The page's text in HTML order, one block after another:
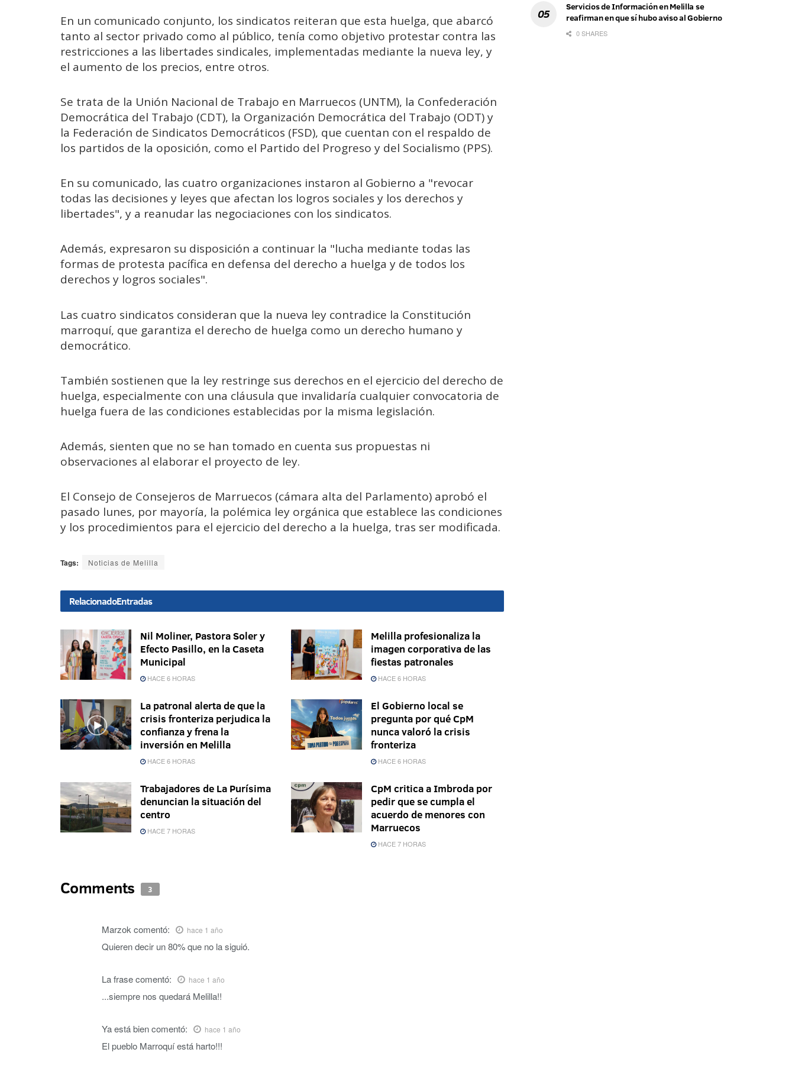
En un comunicado conjunto, los sindicatos reiteran que esta huelga, que abarcó
tanto al sector privado como al público, tenía como objetivo protestar contra las
restricciones a las libertades sindicales, implementadas mediante la nueva ley, y
el aumento de los precios, entre otros.
Se trata de la Unión Nacional de Trabajo en Marruecos (UNTM), la Confederación
Democrática del Trabajo (CDT), la Organización Democrática del Trabajo (ODT) y
la Federación de Sindicatos Democráticos (FSD), que cuentan con el respaldo de
los partidos de la oposición, como el Partido del Progreso y del Socialismo (PPS).
En su comunicado, las cuatro organizaciones instaron al Gobierno a "revocar
todas las decisiones y leyes que afectan los logros sociales y los derechos y
libertades", y a reanudar las negociaciones con los sindicatos.
Además, expresaron su disposición a continuar la "lucha mediante todas las
formas de protesta pacífica en defensa del derecho a huelga y de todos los
derechos y logros sociales".
Las cuatro sindicatos consideran que la nueva ley contradice la Constitución
marroquí, que garantiza el derecho de huelga como un derecho humano y
democrático.
También sostienen que la ley restringe sus derechos en el ejercicio del derecho de
huelga, especialmente con una cláusula que invalidaría cualquier convocatoria de
huelga fuera de las condiciones establecidas por la misma legislación.
Además, sienten que no se han tomado en cuenta sus propuestas ni
observaciones al elaborar el proyecto de ley.
El Consejo de Consejeros de Marruecos (cámara alta del Parlamento) aprobó el
pasado lunes, por mayoría, la polémica ley orgánica que establece las condiciones
y los procedimientos para el ejercicio del derecho a la huelga, tras ser modificada.
Tags: Noticias de Melilla
RelacionadoEntradas
Nil Moliner, Pastora Soler y
Efecto Pasillo, en la Caseta
Municipal
HACE 6 HORAS
Melilla profesionaliza la
imagen corporativa de las
fiestas patronales
HACE 6 HORAS
La patronal alerta de que la
crisis fronteriza perjudica la
confianza y frena la
inversión en Melilla
HACE 6 HORAS
El Gobierno local se
pregunta por qué CpM
nunca valoró la crisis
fronteriza
HACE 6 HORAS
Trabajadores de La Purísima
denuncian la situación del
centro
HACE 7 HORAS
CpM critica a Imbroda por
pedir que se cumpla el
acuerdo de menores con
Marruecos
HACE 7 HORAS
Comments 3
Marzok comentó: hace 1 año
Quieren decir un 80% que no la siguió.
La frasecomentó: hace 1 año
...siempre nos quedará Melilla!!
Ya está biencomentó: hace 1 año
El pueblo Marroquí está harto!!!
Servicios de Información en Melilla se
reafirman en que sí hubo aviso al Gobierno
0 SHARES